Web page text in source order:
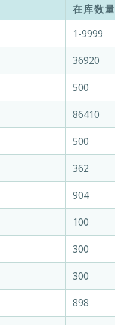
在库数量
1-9999
36920
500
86410
500
362
904
100
300
300
898